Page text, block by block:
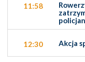
11:58
12:30 Akcja